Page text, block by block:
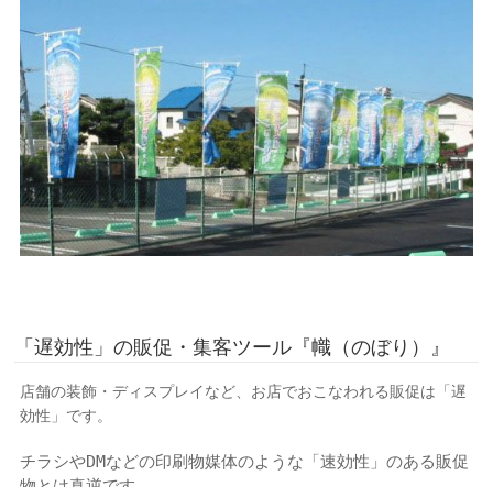
「遅効性」の販促・集客ツール『幟（のぼり）』
店舗の装飾・ディスプレイなど、お店でおこなわれる販促は 「遅
効性」 です。
チラシやDMなどの印刷物媒体のような「速効性」のある販促